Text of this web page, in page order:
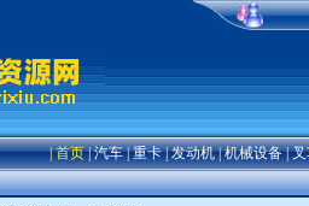
|首页|汽车|重卡|发动机|机械设备|